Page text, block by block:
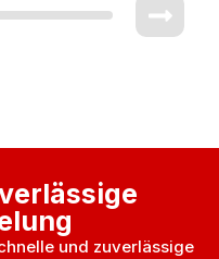
und zuverlässige